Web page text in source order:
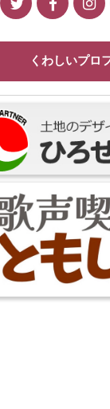
くわしいプロ